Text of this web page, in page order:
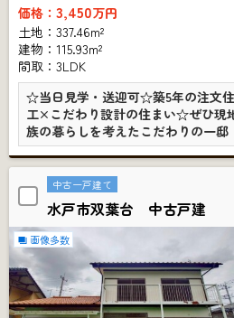
価格： 3,450万円
土地：337.46m²
建物：115.93m²
間取：3LDK
☆当日見学・送迎可☆築5年の注文
工×こだわり設計の住まい☆ぜひ現
族の暮らしを考えたこだわりの一邸
中古一戸建て
水戸市双葉台 中古戸建
画像多数